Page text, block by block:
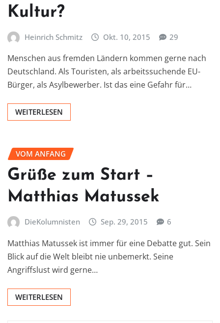
Kultur?
Heinrich Schmitz Okt. 10, 2015 29
Menschen aus fremden Ländern kommen gerne nach
Deutschland. Als Touristen, als arbeitssuchende EU-
Bürger, als Asylbewerber. Ist das eine Gefahr für…
WEITERLESEN
VOM ANFANG
Grüße zum Start –
Matthias Matussek
DieKolumnisten Sep. 29, 2015 6
Matthias Matussek ist immer für eine Debatte gut. Sein
Blick auf die Welt bleibt nie unbemerkt. Seine
Angriffslust wird gerne…
WEITERLESEN